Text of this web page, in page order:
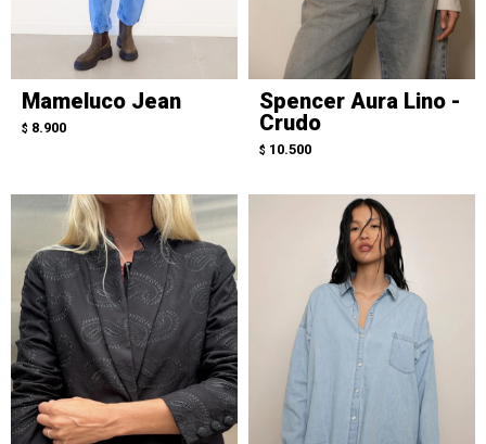
Mameluco Jean
$ 8.900
Spencer Aura Lino -
Crudo
$ 10.500